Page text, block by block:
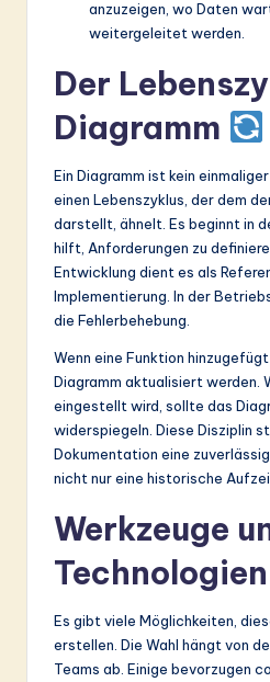
anzuzeigen, wo Daten
weitergeleitet werden.
Der
Diagramm
Ein Diagramm ist kein
einen Lebenszyklus, der dem
darstellt, ähnelt. Es beginnt in
hilft, Anforderungen zu
Entwicklung dient es als
Implementierung. In der
die Fehlerbehebung.
Wenn eine Funktion
Diagramm aktualisiert werden.
eingestellt wird, sollte das
widerspiegeln. Diese Disziplin
Dokumentation eine
nicht nur eine historische
Werkzeuge
Technologien
Es gibt viele Möglichkeiten,
erstellen. Die Wahl hängt von
Teams ab. Einige bevorzugen